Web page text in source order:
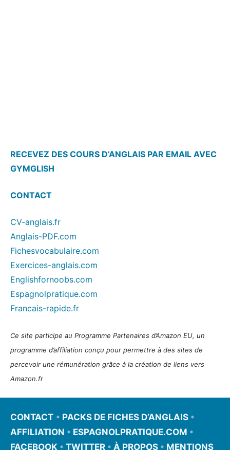
RECEVEZ DES COURS D’ANGLAIS PAR EMAIL AVEC
GYMGLISH
CONTACT
CV-anglais.fr
Anglais-PDF.com
Fichesvocabulaire.com
Exercices-anglais.com
Englishfornoobs.com
Espagnolpratique.com
Francais-rapide.fr
Ce site participe au Programme Partenaires d’Amazon EU, un
programme d’affiliation conçu pour permettre à des sites de
percevoir une rémunération grâce à la création de liens vers
Amazon.fr
CONTACT • PACKS DE FICHES D’ANGLAIS •
AFFILIATION • ESPAGNOLPRATIQUE.COM •
FACEBOOK • TWITTER • À PROPOS • MENTIONS